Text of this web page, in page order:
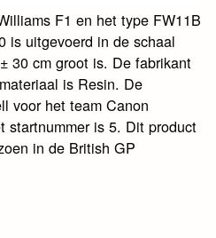
F1 en het type FW11B
is uitgevoerd in de schaal
30 cm groot is. De fabrikant
is Resin. De
voor het team Canon
startnummer is 5. Dit product
in de British GP